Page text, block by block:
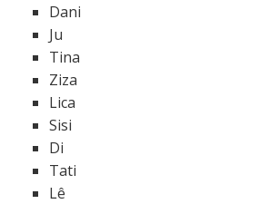
Dani
Ju
Tina
Ziza
Lica
Sisi
Di
Tati
Lê